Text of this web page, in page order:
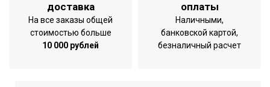
Глубина упаковки товара
Гарантия на внутренний
доставка
На все заказы общей
стоимостью больше
10 000 рублей
оплаты
Наличными,
банковской картой,
безналичный расчет